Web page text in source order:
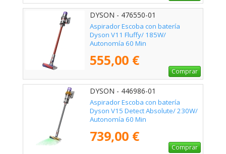
DYSON - 476550-01
Aspirador Escoba con batería
Dyson V11 Fluffy/ 185W/
Autonomía 60 Min
555,00 €
Comprar
DYSON - 446986-01
Aspirador Escoba con batería
Dyson V15 Detect Absolute/ 230W/
Autonomía 60 Min
739,00 €
Comprar